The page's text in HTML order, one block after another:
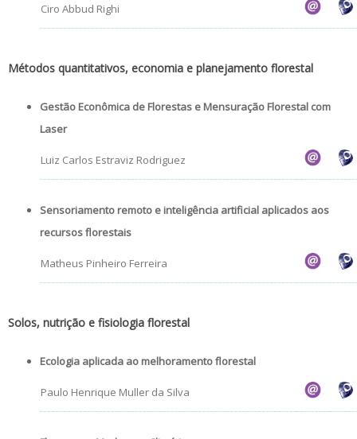
Ciro Abbud Righi
Métodos quantitativos, economia e planejamento florestal
Gestão Econômica de Florestas e Mensuração Florestal com
Laser
Luiz Carlos Estraviz Rodriguez
Sensoriamento remoto e inteligência artificial aplicados aos
recursos florestais
Matheus Pinheiro Ferreira
Solos, nutrição e fisiologia florestal
Ecologia aplicada ao melhoramento florestal
Paulo Henrique Muller da Silva